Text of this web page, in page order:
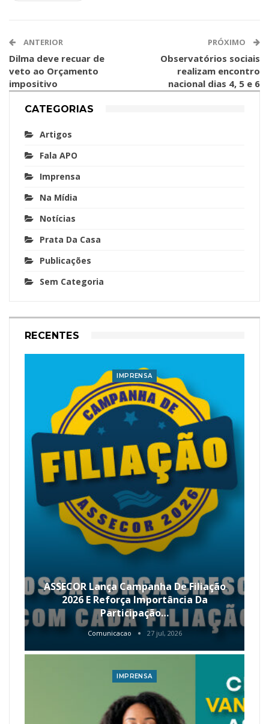
ANTERIOR
Dilma deve recuar de
veto ao Orçamento
impositivo
PRÓXIMO
Observatórios sociais
realizam encontro
nacional dias 4, 5 e 6
CATEGORIAS
Artigos
Fala APO
Imprensa
Na Mídia
Notícias
Prata Da Casa
Publicações
Sem Categoria
RECENTES
IMPRENSA
ASSECOR Lança Campanha De Filiação
2026 E Reforça Importância Da
Participação…
Comunicacao 27 jul, 2026
IMPRENSA